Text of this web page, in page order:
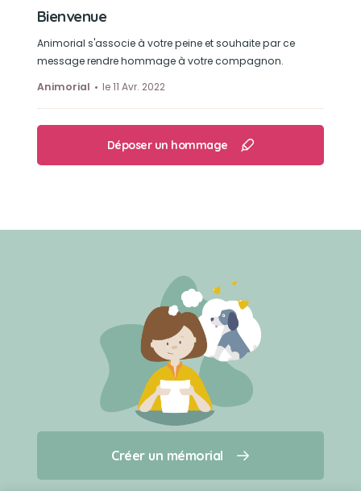
Créer un mémorial
Qui sommes-nous ?
Bienvenue
Animorial s'associe à votre peine et souhaite par ce
message rendre hommage à votre compagnon.
Animorial
le 11 Avr. 2022
Déposer un hommage
Créer un mémorial